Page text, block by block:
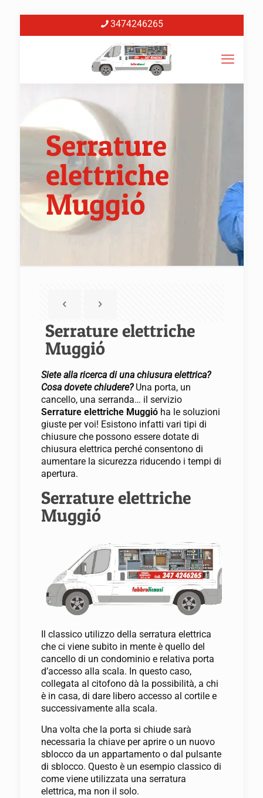
3474246265
Serrature
elettriche
Muggió
Serrature elettriche
Muggió
Siete alla ricerca di una chiusura elettrica?
Cosa dovete chiudere?Una porta, un
cancello, una serranda… il servizio
Serrature elettriche Muggió ha le soluzioni
giuste per voi! Esistono infatti vari tipi di
chiusure che possono essere dotate di
chiusura elettrica perché consentono di
aumentare la sicurezza riducendo i tempi di
apertura.
Serrature elettriche
Muggió
Il classico utilizzo della serratura elettrica
che ci viene subito in mente è quello del
cancello di un condominio e relativa porta
d’accesso alla scala. In questo caso,
collegata al citofono dà la possibilità, a chi
è in casa, di dare libero accesso al cortile e
successivamente alla scala.
Una volta che la porta si chiude sarà
necessaria la chiave per aprire o un nuovo
sblocco da un appartamento o dal pulsante
di sblocco. Questo è un esempio classico di
come viene utilizzata una serratura
elettrica, ma non il solo.